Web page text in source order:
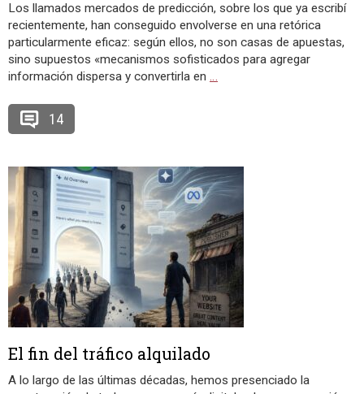
Los llamados mercados de predicción, sobre los que ya escribí
recientemente, han conseguido envolverse en una retórica
particularmente eficaz: según ellos, no son casas de apuestas,
sino supuestos «mecanismos sofisticados para agregar
información dispersa y convertirla en …
14
El fin del tráfico alquilado
A lo largo de las últimas décadas, hemos presenciado la